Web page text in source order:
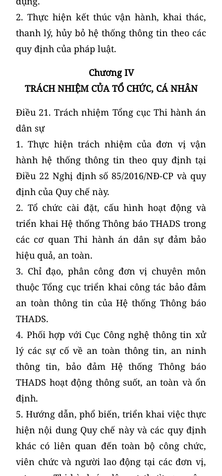
2. Thực hiện kết thúc vận hành, khai thác,
thanh lý, hủy bỏ hệ thống thông tin theo các
quy định của pháp luật.
Chương IV
TRÁCH NHIỆM CỦA TỔ CHỨC, CÁ NHÂN
Điều 21. Trách nhiệm Tổng cục Thi hành án
dân sự
1. Thực hiện trách nhiệm của đơn vị vận
hành hệ thống thông tin theo quy định tại
Điều 22 Nghị định số 85/2016/NĐ-CP và quy
định của Quy chế này.
2. Tổ chức cài đặt, cấu hình hoạt động và
triển khai Hệ thống Thông báo THADS trong
các cơ quan Thi hành án dân sự đảm bảo
hiệu quả, an toàn.
3. Chỉ đạo, phân công đơn vị chuyên môn
thuộc Tổng cục triển khai công tác bảo đảm
an toàn thông tin của Hệ thống Thông báo
THADS.
4. Phối hợp với Cục Công nghệ thông tin xử
lý các sự cố về an toàn thông tin, an ninh
thông tin, bảo đảm Hệ thống Thông báo
THADS hoạt động thông suốt, an toàn và ổn
định.
5. Hướng dẫn, phổ biến, triển khai việc thực
hiện nội dung Quy chế này và các quy định
khác có liên quan đến toàn bộ công chức,
viên chức và người lao động tại các đơn vị,